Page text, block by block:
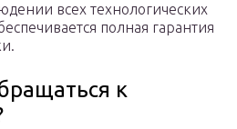
всех технологических
полная гарантия
к